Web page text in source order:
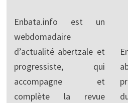
Enbata.info est un
webdomadaire
d’actualité abertzale et
progressiste, qui
accompagne et
complète la revue